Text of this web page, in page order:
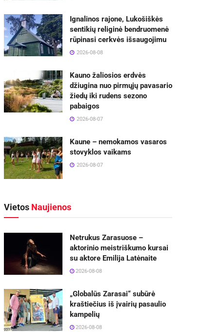
Ignalinos rajone, Lukošiškės
sentikių religinė bendruomenė
rūpinasi cerkvės išsaugojimu
2026-08-08
Kauno žaliosios erdvės
džiugina nuo pirmųjų pavasario
žiedų iki rudens sezono
pabaigos
2026-08-07
Kaune – nemokamos vasaros
stovyklos vaikams
2026-08-07
Vietos Naujienos
Netrukus Zarasuose –
aktorinio meistriškumo kursai
su aktore Emilija Latėnaite
2026-08-08
„Globalūs Zarasai“ subūrė
kraštiečius iš įvairių pasaulio
kampelių
2026-08-08